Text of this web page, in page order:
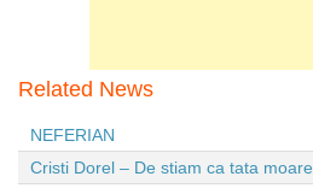
Related News
NEFERIAN
Cristi Dorel – De stiam ca tata moare